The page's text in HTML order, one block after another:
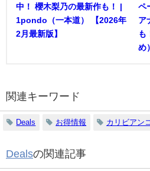
中！ 櫻木梨乃の最新作も！ |
1pondo（一本道） 【2026年
2月最新版】
ペ
ア
も
め
関連キーワード
Deals お得情報 カリビアン
Dealsの関連記事